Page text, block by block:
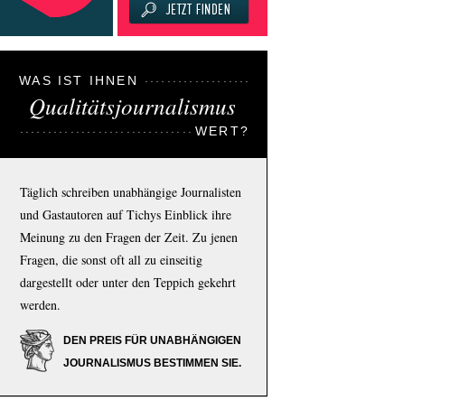
WAS IST IHNEN
Qualitätsjournalismus
WERT?
Täglich schreiben unabhängige Journalisten
und Gastautoren auf Tichys Einblick ihre
Meinung zu den Fragen der Zeit. Zu jenen
Fragen, die sonst oft all zu einseitig
dargestellt oder unter den Teppich gekehrt
werden.
DEN PREIS FÜR UNABHÄNGIGEN
JOURNALISMUS BESTIMMEN SIE.